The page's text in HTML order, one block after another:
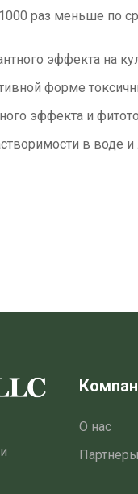
раз меньше по
эффекта на
форме
эффекта и
в воде
О нас
Партнеры